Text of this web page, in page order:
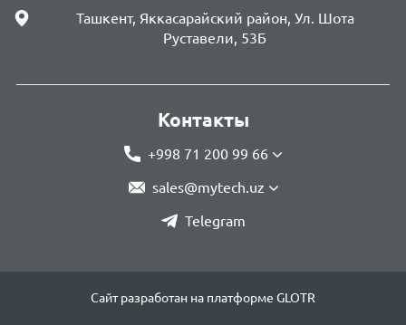
Ташкент, Яккасарайский район, Ул. Шота
Руставели, 53Б
Контакты
+998 71 200 99 66
sales@mytech.uz
Telegram
Сайт разработан на платформе GLOTR